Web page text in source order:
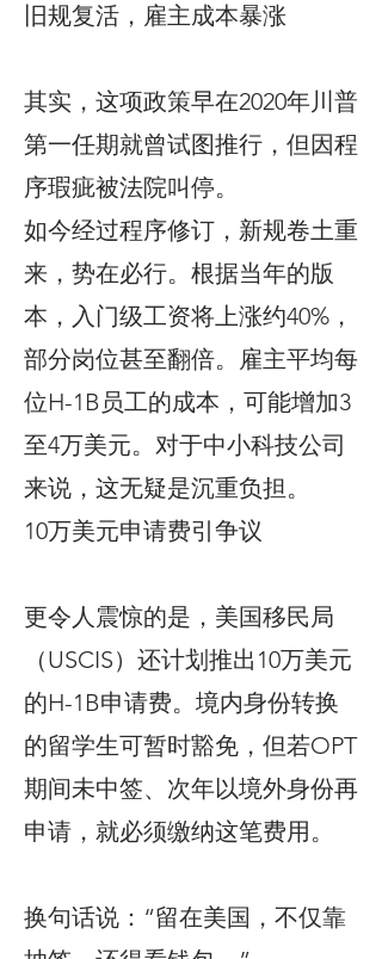
旧规复活，雇主成本暴涨
其实，这项政策早在2020年川普
第一任期就曾试图推行，但因程
序瑕疵被法院叫停。
如今经过程序修订，新规卷土重
来，势在必行。根据当年的版
本，入门级工资将上涨约40%，
部分岗位甚至翻倍。雇主平均每
位H-1B员工的成本，可能增加3
至4万美元。对于中小科技公司
来说，这无疑是沉重负担。
10万美元申请费引争议
更令人震惊的是，美国移民局
（USCIS）还计划推出10万美元
的H-1B申请费。境内身份转换
的留学生可暂时豁免，但若OPT
期间未中签、次年以境外身份再
申请，就必须缴纳这笔费用。
换句话说：“留在美国，不仅靠